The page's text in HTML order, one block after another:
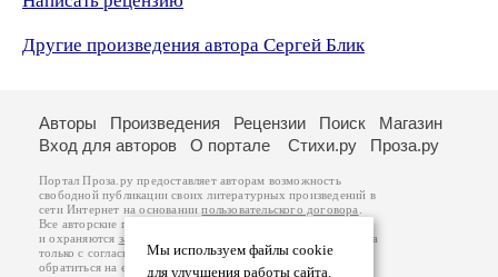
Другие произведения автора Сергей Блик
Мы используем файлы cookie
для улучшения работы сайта.
Авторы Произведения Рецензии Поиск
Магазин
Вход для авторов
О портале Стихи.ру Проза.ру
Портал Проза.ру предоставляет авторам возможность
свободной публикации своих литературных произведений в
сети Интернет на основаниипользовательского договора
Все авторские права на произведения принадлежат авторам
и охраняются законом
. Перепечатка произведений возможна
только с согласия его автора, к которому вы можете
обратиться на его авторской странице. Ответственность за